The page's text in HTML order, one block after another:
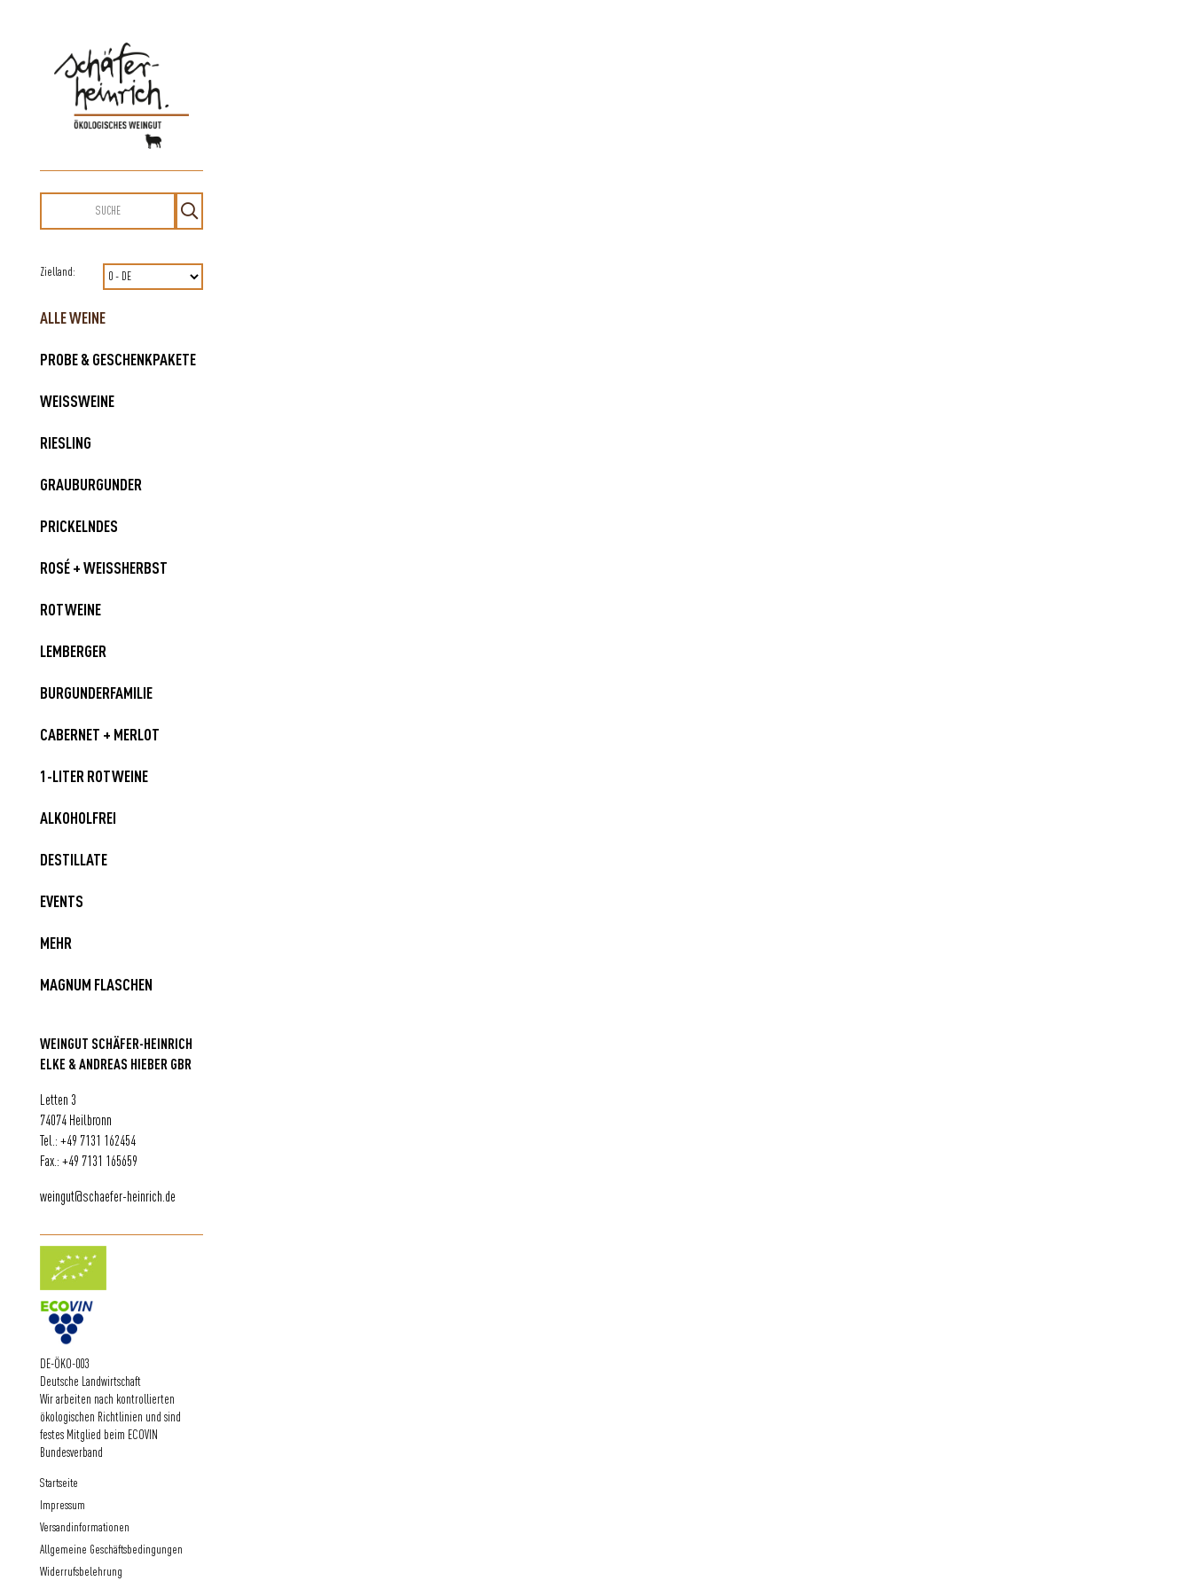
Zielland:
ALLE WEINE
PROBE & GESCHENKPAKETE
WEISSWEINE
RIESLING
GRAUBURGUNDER
PRICKELNDES
ROSÉ + WEISSHERBST
ROTWEINE
LEMBERGER
BURGUNDERFAMILIE
CABERNET + MERLOT
1-LITER ROTWEINE
ALKOHOLFREI
DESTILLATE
EVENTS
MEHR
MAGNUM FLASCHEN
WEINGUT SCHÄFER-HEINRICH
ELKE & ANDREAS HIEBER GBR
Letten 3
74074 Heilbronn
Tel.: +49 7131 162454
Fax.: +49 7131 165659
weingut@schaefer-heinrich.de
DE-ÖKO-003
Deutsche Landwirtschaft
Wir arbeiten nach kontrollierten
ökologischen Richtlinien und sind
festes Mitglied beim ECOVIN
Bundesverband
Startseite
Impressum
Versandinformationen
Allgemeine Geschäftsbedingungen
Widerrufsbelehrung